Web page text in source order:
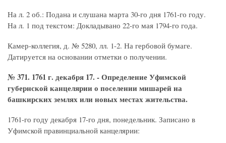
На л. 2 об.: Подана и слушана марта 30-го дня 1761-го году.
На л. 1 под текстом: Докладывано 22-го мая 1794-го года.
Камер-коллегия, д. № 5280, лл. 1-2. На гербовой бумаге.
Датируется на основании отметки о получении.
№ 371. 1761 г. декабря 17. - Определение Уфимской
губернской канцелярии о поселении мишарей на
башкирских землях или новых местах жительства.
1761-го году декабря 17-го дня, понедельник. Записано в
Уфимской правинциальной канцелярии: